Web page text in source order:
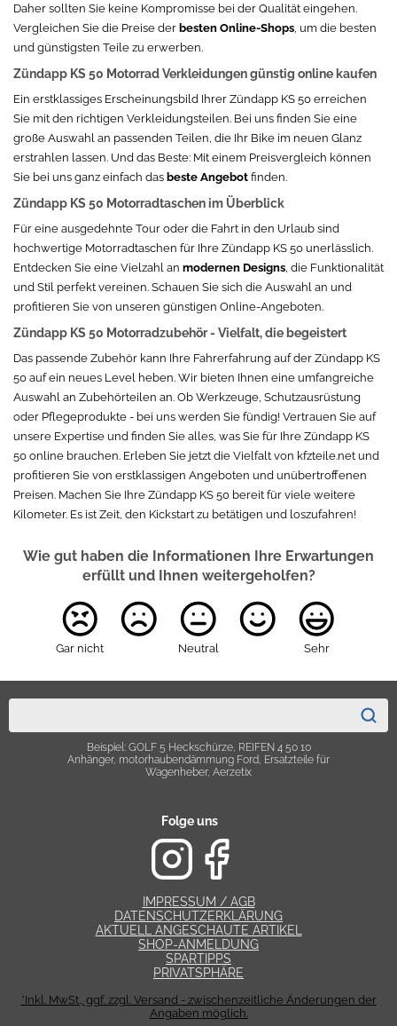
Daher sollten Sie keine Kompromisse bei der Qualität eingehen.
Vergleichen Sie die Preise der besten Online-Shops , um die besten
und günstigsten Teile zu erwerben.
Zündapp KS 50 Motorrad Verkleidungen günstig online kaufen
Ein erstklassiges Erscheinungsbild Ihrer Zündapp KS 50 erreichen
Sie mit den richtigen Verkleidungsteilen. Bei uns finden Sie eine
große Auswahl an passenden Teilen, die Ihr Bike im neuen Glanz
erstrahlen lassen. Und das Beste: Mit einem Preisvergleich können
Sie bei uns ganz einfach das beste Angebot finden.
Zündapp KS 50 Motorradtaschen im Überblick
Für eine ausgedehnte Tour oder die Fahrt in den Urlaub sind
hochwertige Motorradtaschen für Ihre Zündapp KS 50 unerlässlich.
Entdecken Sie eine Vielzahl an modernen Designs , die Funktionalität
und Stil perfekt vereinen. Schauen Sie sich die Auswahl an und
profitieren Sie von unseren günstigen Online-Angeboten.
Zündapp KS 50 Motorradzubehör - Vielfalt, die begeistert
Das passende Zubehör kann Ihre Fahrerfahrung auf der Zündapp KS
50 auf ein neues Level heben. Wir bieten Ihnen eine umfangreiche
Auswahl an Zubehörteilen an. Ob Werkzeuge, Schutzausrüstung
oder Pflegeprodukte - bei uns werden Sie fündig! Vertrauen Sie auf
unsere Expertise und finden Sie alles, was Sie für Ihre Zündapp KS
50 online brauchen. Erleben Sie jetzt die Vielfalt von kfzteile.net und
profitieren Sie von erstklassigen Angeboten und unübertroffenen
Preisen. Machen Sie Ihre Zündapp KS 50 bereit für viele weitere
Kilometer. Es ist Zeit, den Kickstart zu betätigen und loszufahren!
Wie gut haben die Informationen Ihre Erwartungen
erfüllt und Ihnen weitergeholfen?
Gar nicht Neutral Sehr
Beispiel: GOLF 5 Heckschürze, REIFEN 4 50 10
Anhänger, motorhaubendämmung Ford, Ersatzteile für
Wagenheber, Aerzetix
Folge uns
IMPRESSUM / AGB
DATENSCHUTZERKLÄRUNG
AKTUELL ANGESCHAUTE ARTIKEL
SHOP-ANMELDUNG
SPARTIPPS
PRIVATSPHÄRE
*Inkl. MwSt., ggf. zzgl. Versand - zwischenzeitliche Änderungen der
Angaben möglich.